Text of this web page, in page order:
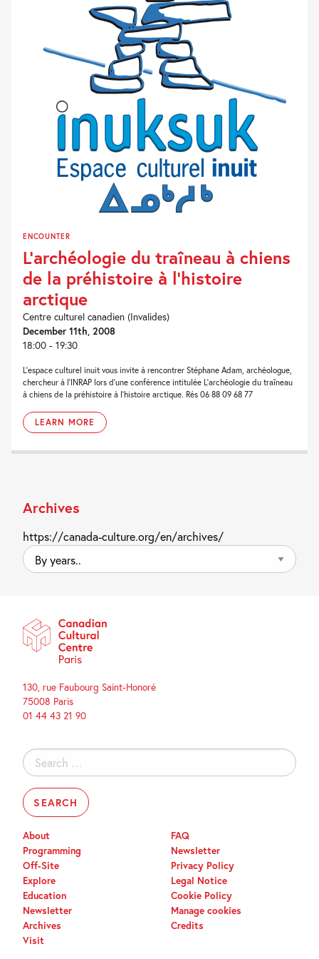
ENCOUNTER
L’archéologie du traîneau à chiens
de la préhistoire à l’histoire
arctique
Centre culturel canadien (Invalides)
December 11th, 2008
18:00 - 19:30
L’espace culturel inuit vous invite à rencontrer Stéphane Adam, archéologue,
chercheur à l’INRAP lors d’une conférence intitulée L’archéologie du traîneau
à chiens de la préhistoire à l’histoire arctique. Rés 06 88 09 68 77
LEARN MORE
Archives
https://canada-culture.org/en/archives/
By
years..
130, rue Faubourg Saint-Honoré
75008 Paris
01 44 43 21 90
Search
for:
About
Programming
Off-Site
Explore
Education
Newsletter
Archives
Visit
FAQ
Newsletter
Privacy Policy
Legal Notice
Cookie Policy
Manage cookies
Credits